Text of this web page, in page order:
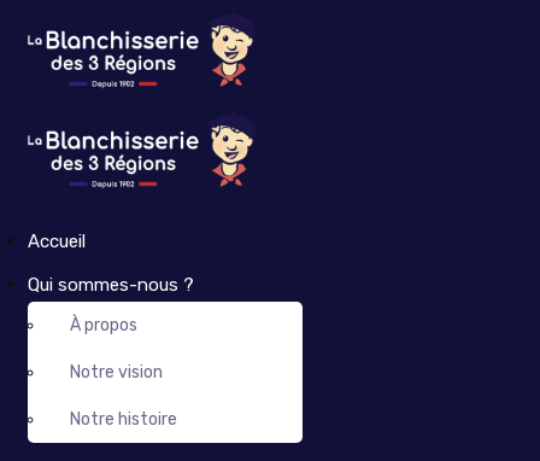
Accueil
Qui sommes-nous ?
À propos
Notre vision
Notre histoire